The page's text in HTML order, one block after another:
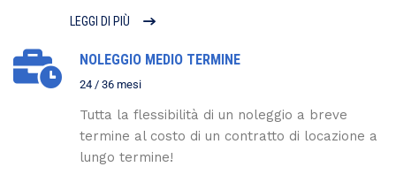
LEGGI DI PIÙ
NOLEGGIO MEDIO TERMINE
24 / 36 mesi
Tutta la flessibilità di un noleggio a breve
termine al costo di un contratto di locazione a
lungo termine!